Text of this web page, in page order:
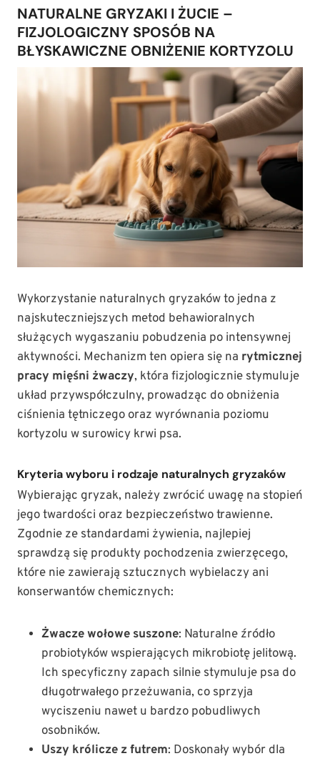
NATURALNE GRYZAKI I ŻUCIE –
FIZJOLOGICZNY SPOSÓB NA
BŁYSKAWICZNE OBNIŻENIE KORTYZOLU
Wykorzystanie naturalnych gryzaków to jedna z
najskuteczniejszych metod behawioralnych
służących wygaszaniu pobudzenia po intensywnej
aktywności. Mechanizm ten opiera się na rytmicznej
pracy mięśni żwaczy, która fizjologicznie stymuluje
układ przywspółczulny, prowadząc do obniżenia
ciśnienia tętniczego oraz wyrównania poziomu
kortyzolu w surowicy krwi psa.
Kryteria wyboru i rodzaje naturalnych gryzaków
Wybierając gryzak, należy zwrócić uwagę na stopień
jego twardości oraz bezpieczeństwo trawienne.
Zgodnie ze standardami żywienia, najlepiej
sprawdzą się produkty pochodzenia zwierzęcego,
które nie zawierają sztucznych wybielaczy ani
konserwantów chemicznych:
Żwacze wołowe suszone: Naturalne źródło
probiotyków wspierających mikrobiotę jelitową.
Ich specyficzny zapach silnie stymuluje psa do
długotrwałego przeżuwania, co sprzyja
wyciszeniu nawet u bardzo pobudliwych
osobników.
Uszy królicze z futrem: Doskonały wybór dla